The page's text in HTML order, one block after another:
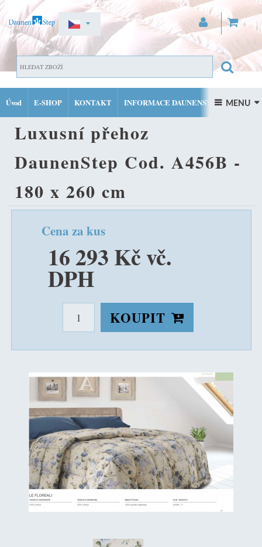
PŘIHLÁSIT SE
Úvod E-SHOP KONTAKT INFORMACE DAUNENSTEP
FACEBOOK INSTAGRAM
 MENU 
DOMŮ LUXUSNÍ PÉŘOVÉ PŘEHOZY
LUXUSNÍ PŘEHOZ
DAUNENSTEP COD. A456B - 180 X 260 CM
Luxusní přehoz
DaunenStep Cod. A456B -
180 x 260 cm
Cena za kus
16 293 Kč vč.
DPH
KOUPIT